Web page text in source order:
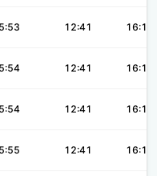
12:41 16:15
12:41 16:14
12:41 16:14
12:41 16:14